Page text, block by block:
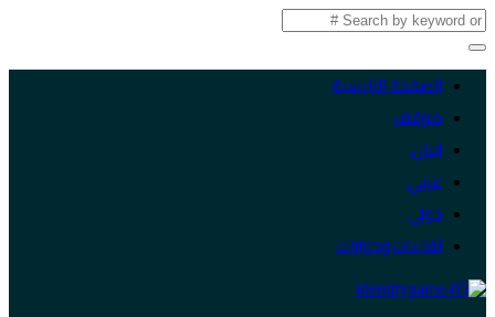
الصفحة الرئيسية
موقف
لبنان
عربي
دولي
لقاءات وحوارات